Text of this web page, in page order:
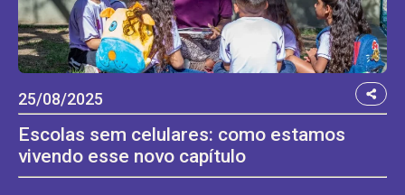
25/08/2025
Escolas sem celulares: como estamos
vivendo esse novo capítulo